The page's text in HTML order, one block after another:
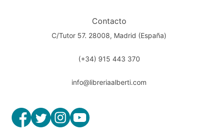
Contacto
C/Tutor 57. 28008, Madrid (España)
(+34) 915 443 370
info@libreriaalberti.com